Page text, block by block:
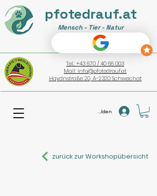
pfotedrauf.at
Mensch - Tier - Natur
Tel.: +43 670 / 40 66 003
Mail: info@pfotedrauf.at
Haydnstraße 20, A-2320 Schwechat
Anmelden
zurück zur Workshopübersicht